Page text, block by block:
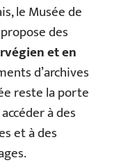
le Musée de
des
et en
d’archives
reste la porte
à des
et à des